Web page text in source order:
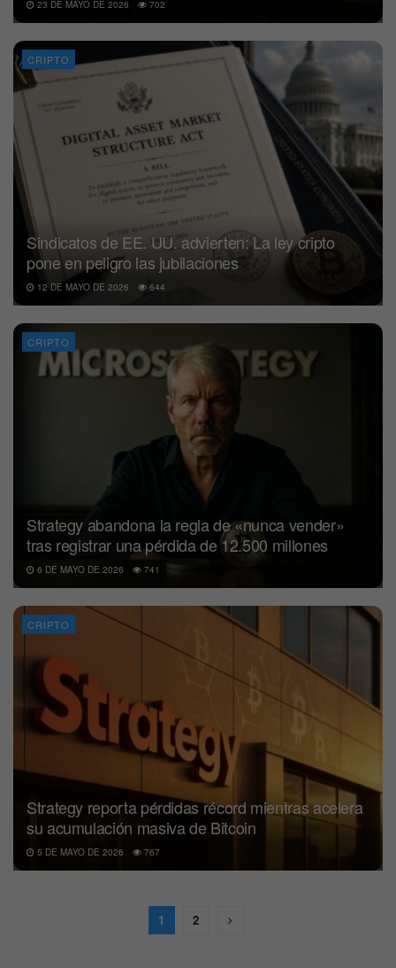
23 DE MAYO DE 2026 702
CRIPTO
Sindicatos de EE. UU. advierten: La ley cripto
pone en peligro las jubilaciones
12 DE MAYO DE 2026 644
CRIPTO
Strategy abandona la regla de «nunca vender»
tras registrar una pérdida de 12.500 millones
6 DE MAYO DE 2026 741
CRIPTO
Strategy reporta pérdidas récord mientras acelera
su acumulación masiva de Bitcoin
5 DE MAYO DE 2026 767
1 2